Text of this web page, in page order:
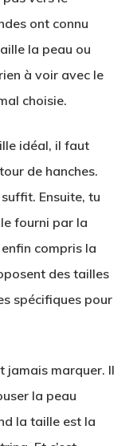
ont connu
la peau ou
à voir avec le
choisie.
idéal, il faut
de hanches.
Ensuite, tu
fourni par la
compris la
des tailles
spécifiques pour
jamais marquer. Il
la peau
la taille est la